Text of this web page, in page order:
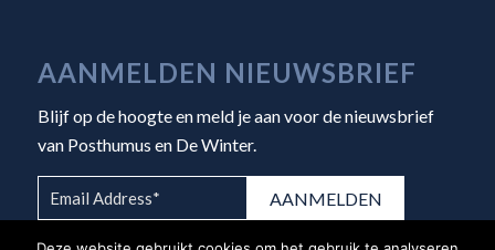
AANMELDEN NIEUWSBRIEF
Blijf op de hoogte en meld je aan voor de nieuwsbrief
van Posthumus en De Winter.